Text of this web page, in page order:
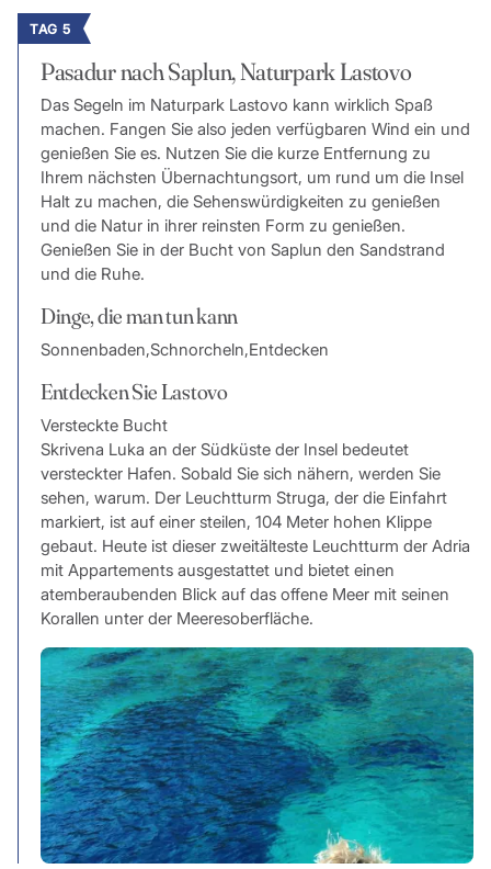
TAG 5
Pasadur nach Saplun, Naturpark Lastovo
Das Segeln im Naturpark Lastovo kann wirklich Spaß
machen. Fangen Sie also jeden verfügbaren Wind ein und
genießen Sie es. Nutzen Sie die kurze Entfernung zu
Ihrem nächsten Übernachtungsort, um rund um die Insel
Halt zu machen, die Sehenswürdigkeiten zu genießen
und die Natur in ihrer reinsten Form zu genießen.
Genießen Sie in der Bucht von Saplun den Sandstrand
und die Ruhe.
Dinge, die man tun kann
Sonnenbaden,Schnorcheln,Entdecken
Entdecken Sie Lastovo
Versteckte Bucht
Skrivena Luka an der Südküste der Insel bedeutet
versteckter Hafen. Sobald Sie sich nähern, werden Sie
sehen, warum. Der Leuchtturm Struga, der die Einfahrt
markiert, ist auf einer steilen, 104 Meter hohen Klippe
gebaut. Heute ist dieser zweitälteste Leuchtturm der Adria
mit Appartements ausgestattet und bietet einen
atemberaubenden Blick auf das offene Meer mit seinen
Korallen unter der Meeresoberfläche.